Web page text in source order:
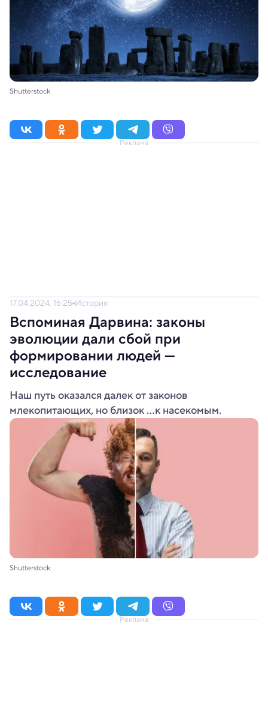
Shutterstock
Реклама
17.04.2024, 16:25 История
Вспоминая Дарвина: законы
эволюции дали сбой при
формировании людей —
исследование
Наш путь оказался далек от законов
млекопитающих, но близок ...к насекомым.
Shutterstock
Реклама